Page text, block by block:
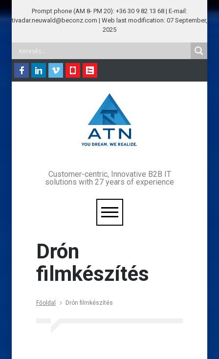
Prompt phone (AM 8- PM 20): +36 30 9 82 13 68 | E-mail:
tivadar.neuwald@beconz.com | Web last modification: 07 September,
2025
Customer-centric, Innovative B2B IT
solutions with 27 years of experience
Drón
filmkészítés
Főoldal Drón filmkészítés